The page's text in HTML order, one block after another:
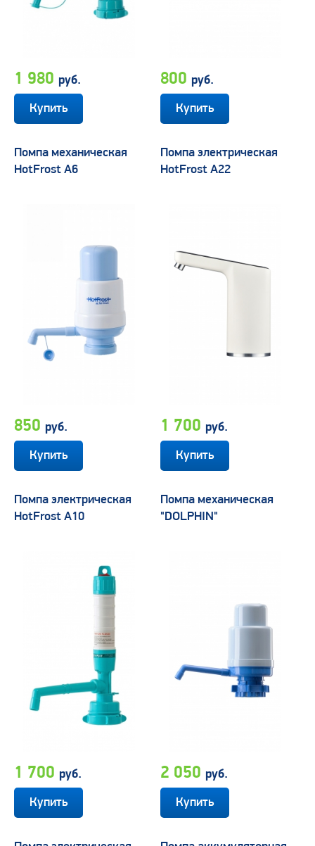
1 980 руб. 800 руб.
Помпа механическая
HotFrost А6
850 руб.
Помпа электрическая
HotFrost A22
1 700 руб.
Помпа электрическая
HotFrost A10
1 700 руб.
Помпа механическая
"DOLPHIN"
2 050 руб.